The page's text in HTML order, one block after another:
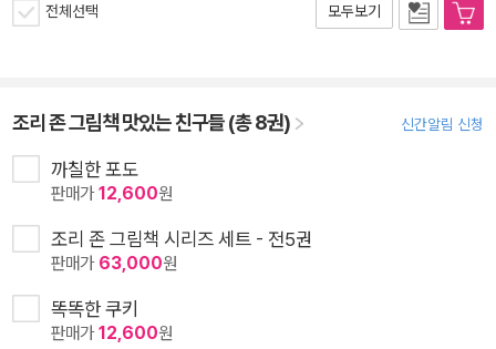
전체선택 모두보기
조리 존 그림책 맛있는 친구들 (총 8권) 신간알림 신청
까칠한 포도
판매가12,600원
조리 존 그림책 시리즈 세트 - 전5권
판매가 63,000원
똑똑한 쿠키
판매가12,600원